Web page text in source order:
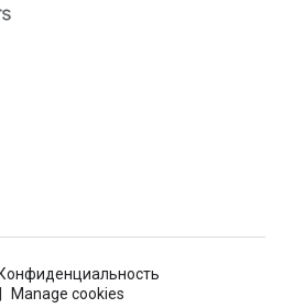
Конфиденциальность
Manage cookies